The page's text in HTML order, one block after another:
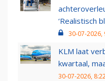
‘Realistisch
30-07-2026,
KLM laat
kwartaal,
30-07-2026,